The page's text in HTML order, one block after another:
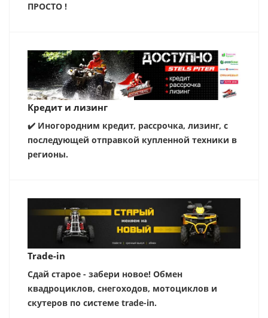
ПРОСТО !
Кредит и лизинг
✔️ Иногородним кредит, рассрочка, лизинг, с
последующей отправкой купленной техники в
регионы.
Trade-in
Сдай старое - забери новое! Обмен
квадроциклов, снегоходов, мотоциклов и
скутеров по системе trade-in.